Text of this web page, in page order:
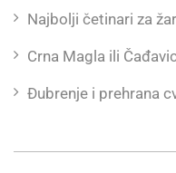
Najbolji četinari za
Crna Magla ili
Đubrenje i prehrana